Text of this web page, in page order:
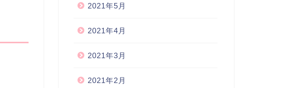
2021年5月
2021年4月
2021年3月
2021年2月